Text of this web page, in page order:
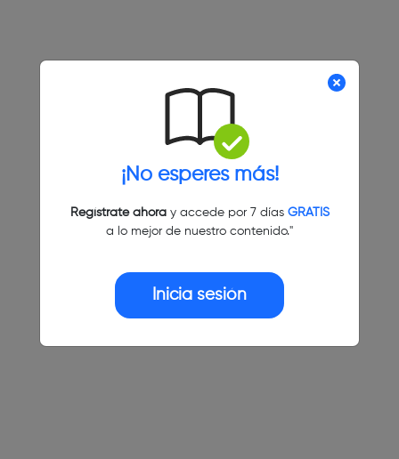
¡No esperes más!
Regístrate ahoray accede por 7 días GRATIS
a lo mejor de nuestro contenido."
Inicia sesión